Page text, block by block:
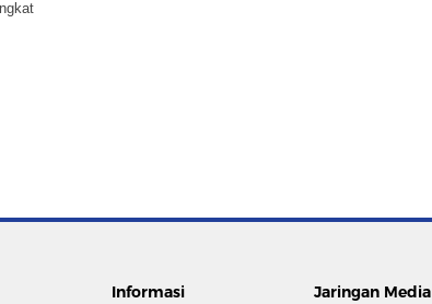
Informasi Jaringan Media